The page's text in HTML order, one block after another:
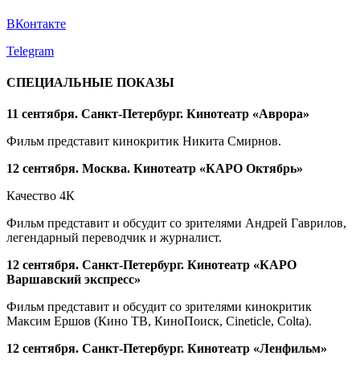
ВКонтакте
Telegram
СПЕЦИАЛЬНЫЕ ПОКАЗЫ
11 сентября. Санкт-Петербург. Кинотеатр «Аврора»
Фильм представит кинокритик Никита Смирнов.
12 сентября. Москва. Кинотеатр «КАРО Октябрь»
Качество 4К
Фильм представит и обсудит со зрителями Андрей Гаврилов,
легендарный переводчик и журналист.
12 сентября. Санкт-Петербург. Кинотеатр «КАРО
Варшавский экспресс»
Фильм представит и обсудит со зрителями кинокритик
Максим Ершов (Кино ТВ, КиноПоиск, Сineticle, Colta).
12 сентября. Санкт-Петербург. Кинотеатр «Ленфильм»